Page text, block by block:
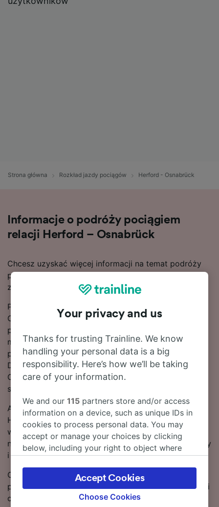
Strona główna Rozkład jazdy pociągów Herford - Osnabrück
Informacje o podróży pociągiem
relacji Herford – Osnabrück
Chcesz uzyskać więcej informacji na temat podróży
pociągiem relacji Herford – Osnabrück? Tutaj je
znajdziesz.
Podróż pociągiem na liczącej 44 km trasie Herford –
Osnabrück zwykle zajmuje 48 m, lecz kursem
przyspieszonym można dotrzeć do celu nawet w 39
m. Ta popularna relacja jest zazwyczaj obsługiwana
przez 39 pociągów dziennie. Dobra wiadomość!
Dostępne są bezpośrednie pociągi do stacji
Osnabrück, więc możesz się cieszyć podróżą już od
samego początku.
Aby zaoszczędzić na biletach na pociągi relacji
Herford – Osnabrück, dokonu rezerwacji z
wyprzedzeniem. Użyj znajdującego się u góry strony
narzędzia do planowania podróży, aby porównać ceny
i skorzystać z najniższych taryf.
Czytaj dalej, aby znaleźć więcej informacji na temat
podróży – rozkłady jazdy pociągów (w tym pierwsze i
ostatnie kursy), często zadawane pytania i porady
Your privacy and us
Thanks for trusting Trainline. We know
handling your personal data is a big
responsibility. Here’s how we’ll be taking
care of your information.
We and our115 partners store and/or access
information on a device, such as unique IDs in
cookies to process personal data. You may
accept or manage your choices by clicking
below, including your right to object where
the privacy policy page. These choices will be
signaled to our partners and will not affect
browsing data. Your data will not be used for
Choose Cookies
Accept Cookies